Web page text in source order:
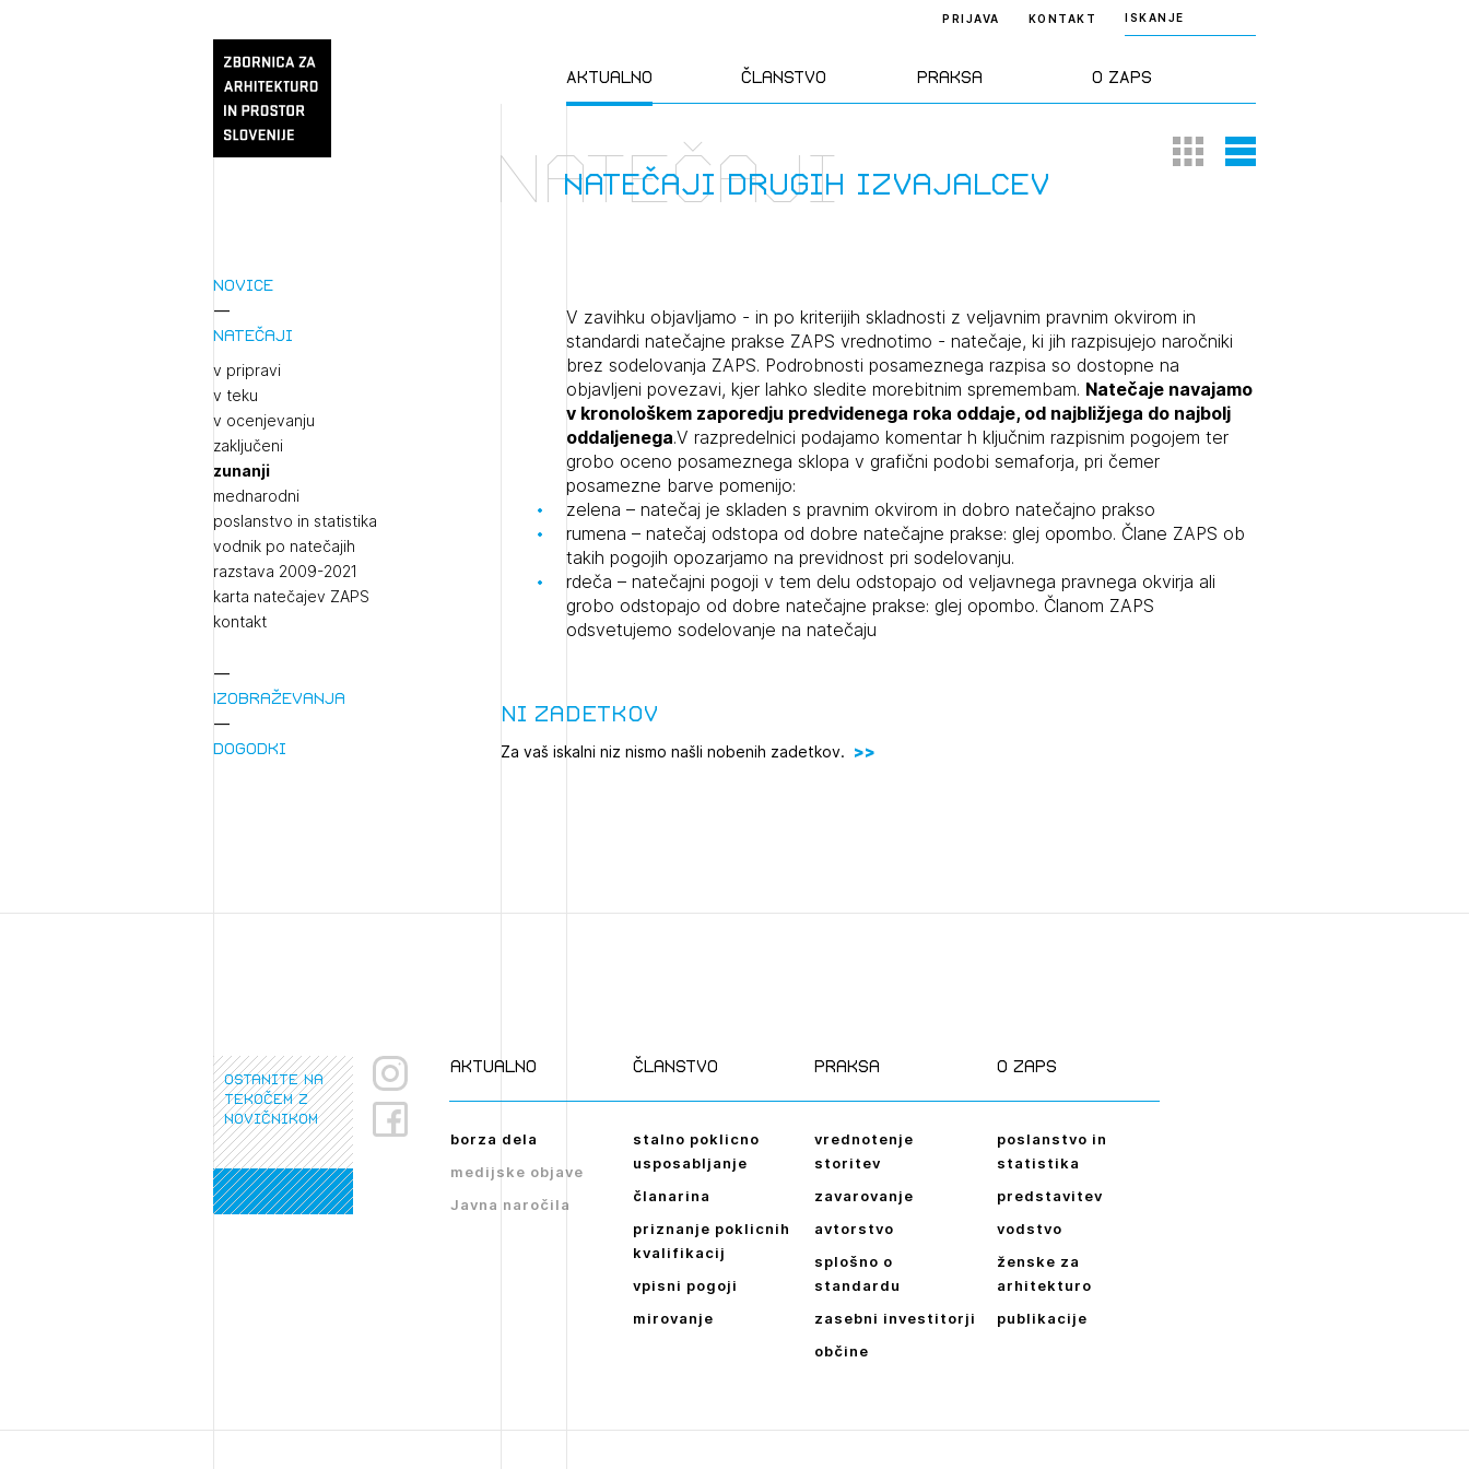
Aktualno Članstvo Praksa O ZAPS
PRIJAVA KONTAKT ISKANJE
Novice
Dogodki
Člani ZAPS
Kandidati za
izpit
Opravljanje
dejavnosti
Sklepanje poslov
projektiranje
Strokovna pomoč
Predstavitev
Projekti
Knjižnica
dokumentov
PRIJAVITE SE
REGISTRIRAJTE SE
Thumbnail View
List View
natečaji drugih izvajalcev
Natečaji
V zavihku objavljamo - in po kriterijih skladnosti z veljavnim pravnim okvirom in
standardi natečajne prakse ZAPS vrednotimo - natečaje, ki jih razpisujejo naročniki
brez sodelovanja ZAPS. Podrobnosti posameznega razpisa so dostopne na
objavljeni povezavi, kjer lahko sledite morebitnim spremembam. Natečaje navajamo
v kronološkem zaporedju predvidenega roka oddaje, od najbližjega do najbolj
oddaljenega.V razpredelnici podajamo komentar h ključnim razpisnim pogojem ter
grobo oceno posameznega sklopa v grafični podobi semaforja, pri čemer
posamezne barve pomenijo:
zelena – natečaj je skladen s pravnim okvirom in dobro natečajno prakso
rumena – natečaj odstopa od dobre natečajne prakse: glej opombo. Člane ZAPS ob
takih pogojih opozarjamo na previdnost pri sodelovanju.
rdeča – natečajni pogoji v tem delu odstopajo od veljavnega pravnega okvirja ali
grobo odstopajo od dobre natečajne prakse: glej opombo. Članom ZAPS
odsvetujemo sodelovanje na natečaju
Novice
Natečaji
v pripravi
v teku
v ocenjevanju
zaključeni
zunanji
mednarodni
poslanstvo in statistika
vodnik po natečajih
razstava 2009-2021
karta natečajev ZAPS
kontakt
Izobraževanja
Dogodki
Ni zadetkov
Za vaš iskalni niz nismo našli nobenih zadetkov.
ostanite na
tekočem z
novičnikom
aktualno
borza dela
medijske objave
Javna naročila
članstvo
stalno poklicno
usposabljanje
članarina
priznanje poklicnih
kvalifikacij
vpisni pogoji
mirovanje
praksa
vrednotenje
storitev
zavarovanje
avtorstvo
splošno o
standardu
zasebni investitorji
občine
O zaps
poslanstvo in
statistika
predstavitev
vodstvo
ženske za
arhitekturo
publikacije
Prijava na novičnik
Dnevne medijske objave